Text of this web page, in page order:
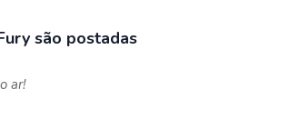
são postadas
ar!